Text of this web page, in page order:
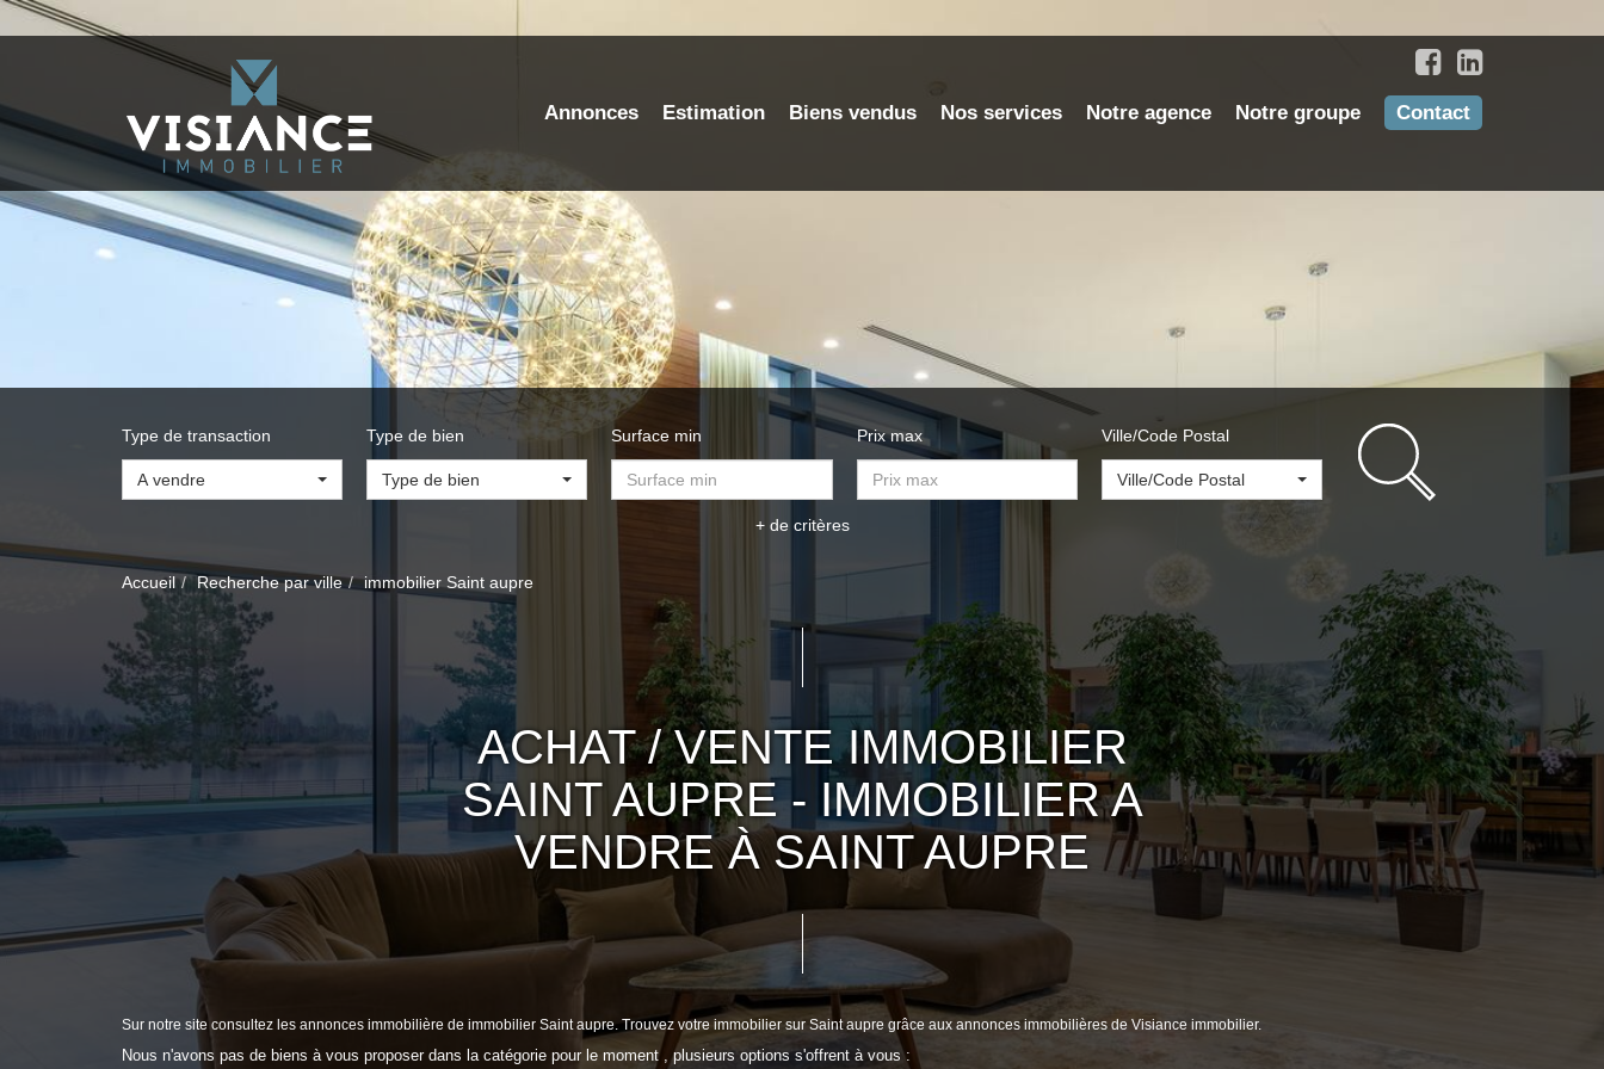
Annonces Estimation Biens vendus Nos services Notre agence Notre groupe Contact
Type de transaction
A vendre
Type de bien
Type de bien
Surface min Prix max Ville/Code Postal
Ville/Code Postal
+ de critères
Accueil Recherche par ville immobilier Saint aupre
ACHAT / VENTE IMMOBILIER
SAINT AUPRE - IMMOBILIER A
VENDRE À SAINT AUPRE
Sur notre site consultez les annonces immobilière de immobilier Saint aupre. Trouvez votre immobilier sur Saint aupre grâce aux annonces immobilières de Visiance immobilier.
Nous n'avons pas de biens à vous proposer dans la catégorie pour le moment , plusieurs options s'offrent à vous :